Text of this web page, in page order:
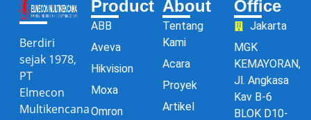
Berdiri
sejak 1978,
PT
Elmecon
Multikencana
Product
ABB
Aveva
Hikvision
Moxa
Omron
About
Tentang
Kami
Acara
Proyek
Artikel
Office
Jakarta
MGK
KEMAYORAN,
Jl. Angkasa
Kav B-6
BLOK D10-